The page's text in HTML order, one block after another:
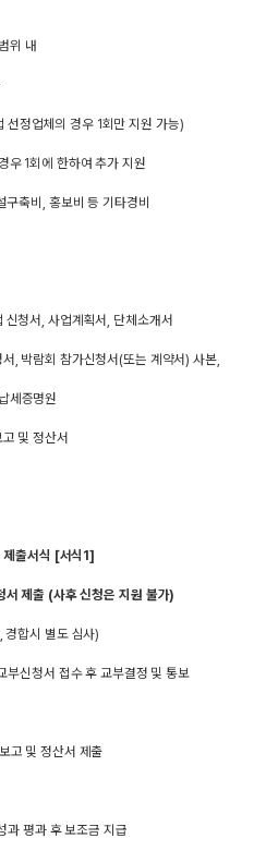
위 내
선정업체의 경우 1회만 지원 가능)
우 1회에 한하여 추가 지원
구축비, 홍보비 등 기타경비
청서, 사업계획서, 단체소개서
, 박람회 참가신청서(또는 계약서) 사본,
세증명원
및 정산서
제출서식 [서식 1]
서 제출 (사후 신청은 지원 불가)
경합시 별도 심사)
부신청서 접수 후 교부결정 및 통보
고 및 정산서 제출
과 평과 후 보조금 지급